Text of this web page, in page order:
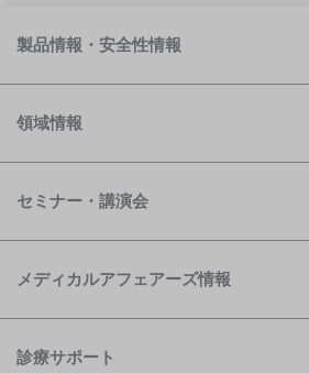
製品情報・安全性情報
領域情報
セミナー・講演会
メディカルアフェアーズ情報
診療サポート